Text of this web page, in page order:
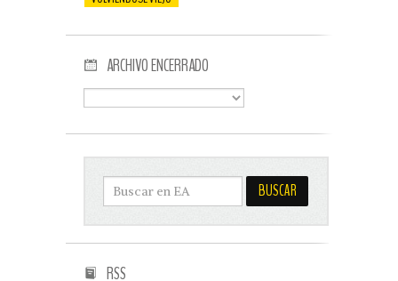
ARCHIVO ENCERRADO
RSS